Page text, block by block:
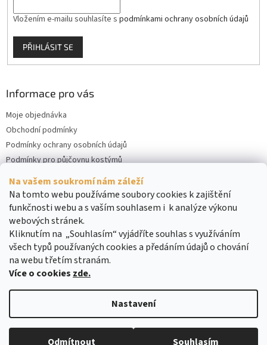
Na vašem soukromí nám záleží
Na tomto webu používáme soubory cookies k zajištění
funkčnosti webu a s vaším souhlasem i k analýze výkonu
webových stránek.
Kliknutím na „Souhlasím“ vyjádříte souhlas s využíváním
všech typů používaných cookies a předáním údajů o chování
na webu třetím stranám.
Více o cookies zde.
Nastavení
Odmítnout Souhlasím
Vložením e-mailu souhlasíte s podmínkami ochrany osobních údajů
PŘIHLÁSIT SE
Informace pro vás
Moje objednávka
Obchodní podmínky
Podmínky ochrany osobních údajů
Podmínky pro půjčovnu kostýmů
Kontakty
Cookies
Copyright 2026DreamRENT. Všechna práva vyhrazena.Upravit